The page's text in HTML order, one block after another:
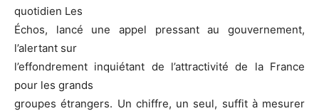
quotidien Les
Échos, lancé une appel pressant au gouvernement,
l’alertant sur
l’effondrement inquiétant de l’attractivité de la France
pour les grands
groupes étrangers. Un chiffre, un seul, suffit à mesurer